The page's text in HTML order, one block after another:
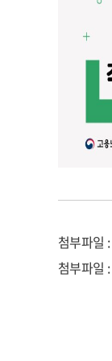
첨부파일 :
첨부파일 :